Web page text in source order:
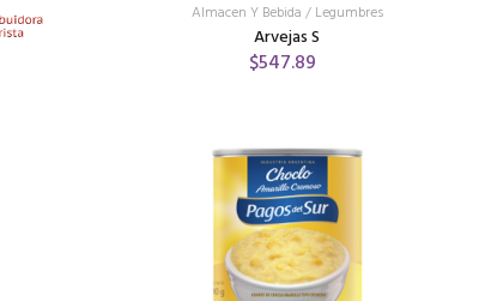
Almacen Y Bebida / Legumbres
Arvejas S
$547.89